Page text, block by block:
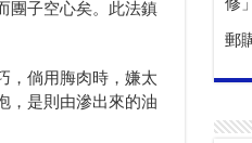
團子空心矣。此法鎮
，倘用脢肉時，嫌太
，是則由滲出來的油
郵